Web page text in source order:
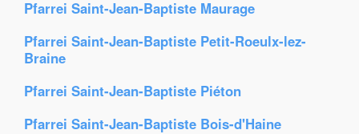
Pfarrei Saint-Jean-Baptiste Maurage
Pfarrei Saint-Jean-Baptiste Petit-Roeulx-lez-
Braine
Pfarrei Saint-Jean-Baptiste Piéton
Pfarrei Saint-Jean-Baptiste Bois-d'Haine